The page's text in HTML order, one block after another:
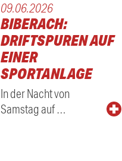
09.06.2026
BIBERACH:
DRIFTSPUREN AUF
EINER
SPORTANLAGE
In der Nacht von
Samstag auf …